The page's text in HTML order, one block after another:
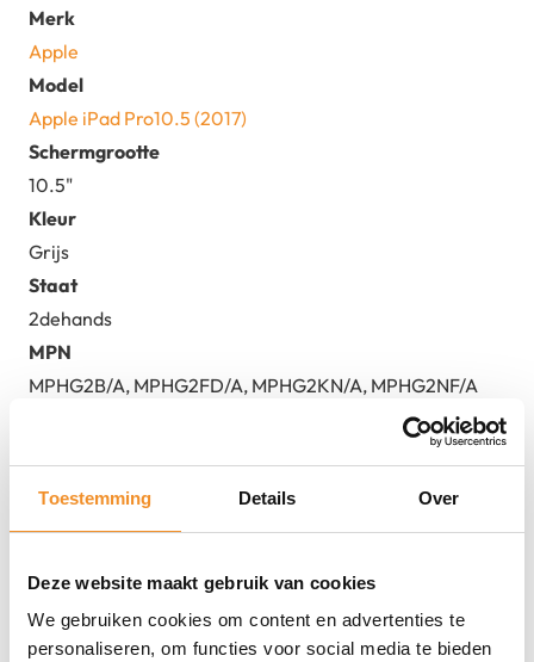
Toestemming Details Over
Deze website maakt gebruik van cookies
We gebruiken cookies om content en advertenties te
personaliseren, om functies voor social media te bieden
Merk
Apple
Model
Apple iPad Pro10.5 (2017)
Schermgrootte
10.5"
Kleur
Grijs
Staat
2dehands
MPN
MPHG2B/A, MPHG2FD/A, MPHG2KN/A, MPHG2NF/A